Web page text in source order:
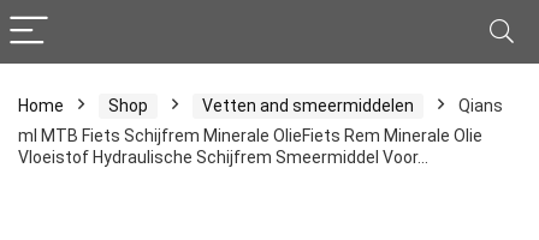
Home Shop Vetten and smeermiddelen
Qians
ml MTB Fiets Schijfrem Minerale OlieFiets Rem Minerale Olie
Vloeistof Hydraulische Schijfrem Smeermiddel Voor…